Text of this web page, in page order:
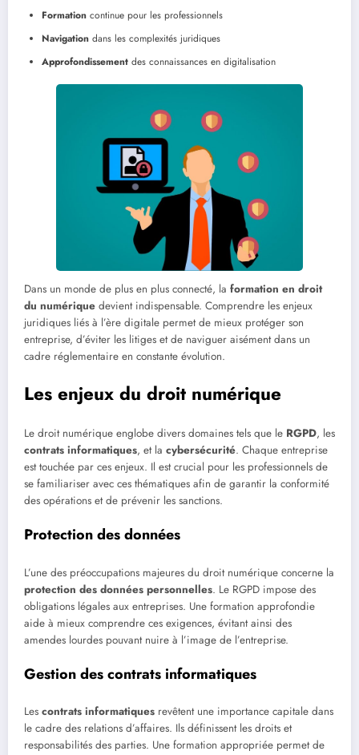
Formation continue pour les professionnels
Navigation dans les complexités juridiques
Approfondissement des connaissances en digitalisation
Dans un monde de plus en plus connecté, la formation en droit
du numérique devient indispensable. Comprendre les enjeux
juridiques liés à l’ère digitale permet de mieux protéger son
entreprise, d’éviter les litiges et de naviguer aisément dans un
cadre réglementaire en constante évolution.
Les enjeux du droit numérique
Le droit numérique englobe divers domaines tels que le RGPD, les
contrats informatiques, et la cybersécurité. Chaque entreprise
est touchée par ces enjeux. Il est crucial pour les professionnels de
se familiariser avec ces thématiques afin de garantir la conformité
des opérations et de prévenir les sanctions.
Protection des données
L’une des préoccupations majeures du droit numérique concerne la
protection des données personnelles. Le RGPD impose des
obligations légales aux entreprises. Une formation approfondie
aide à mieux comprendre ces exigences, évitant ainsi des
amendes lourdes pouvant nuire à l’image de l’entreprise.
Gestion des contrats informatiques
Les contrats informatiques revêtent une importance capitale dans
le cadre des relations d’affaires. Ils définissent les droits et
responsabilités des parties. Une formation appropriée permet de